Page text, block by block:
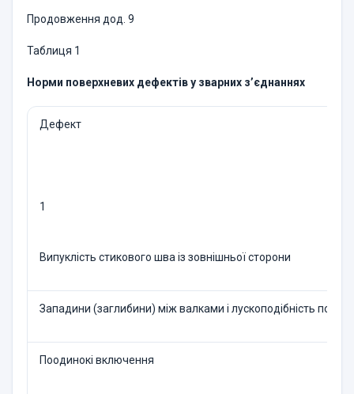
Продовження дод. 9
Таблиця 1
Норми поверхневих дефектів у зварних з’єднаннях
Дефект
1
Випуклість сти­кового шва із зовнішньої сторони
Западини (загли­бини) між валка­ми і лускоподібність
Поодинокі вклю­чення